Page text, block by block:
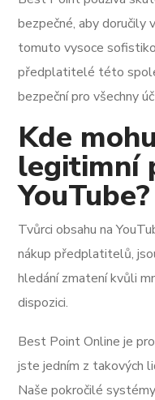
bezpečné, aby
tomuto vysoce
předplatitelé této
bezpeční pro všechny
Kde
legitimní
YouTube?
Tvůrci obsahu na
nákup předplatitelů,
hledání zmatení kvůli
dispozici.
Best Point Online je
jste jedním z takových
Naše pokročilé